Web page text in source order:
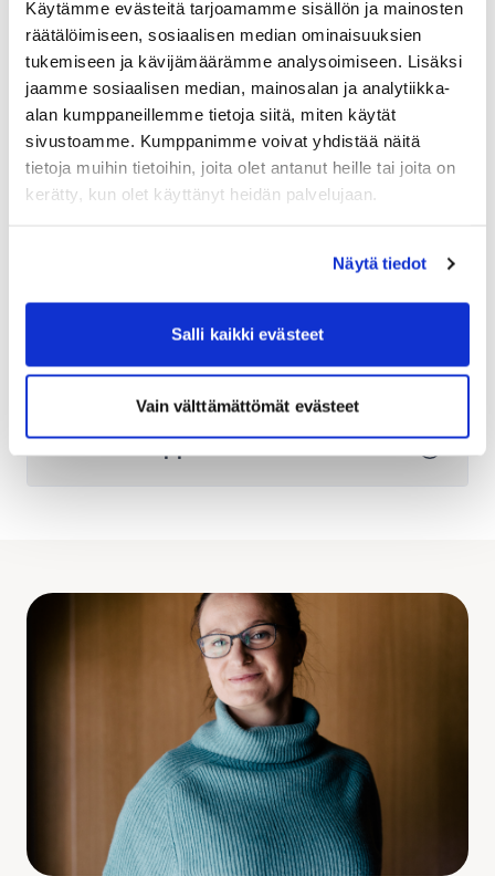
Käytämme evästeitä tarjoamamme sisällön ja mainosten
räätälöimiseen, sosiaalisen median ominaisuuksien
tukemiseen ja kävijämäärämme analysoimiseen. Lisäksi
jaamme sosiaalisen median, mainosalan ja analytiikka-
alan kumppaneillemme tietoja siitä, miten käytät
sivustoamme. Kumppanimme voivat yhdistää näitä
tietoja muihin tietoihin, joita olet antanut heille tai joita on
kerätty, kun olet käyttänyt heidän palvelujaan.
Näytä tiedot
Salli kaikki evästeet
Vain välttämättömät evästeet
hinnakirjad?
Kas saan kasutada oma
transpordilepinguid?
Saadetise tühistamine
Korduma kippuvad küsimused